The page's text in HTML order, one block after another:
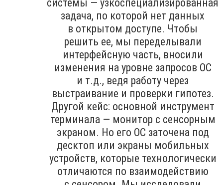
системы — узкоспециализированная
задача, по которой нет данных
в открытом доступе. Чтобы
решить ее, мы переделывали
интерфейсную часть, вносили
изменения на уровне запросов ОС
и т.д., ведя работу через
выстраивание и проверки гипотез.
Другой кейс: основной инструмент
терминала — монитор с сенсорным
экраном. Но его ОС заточена под
десктоп или экраны мобильных
устройств, которые технологически
отличаются по взаимодействию